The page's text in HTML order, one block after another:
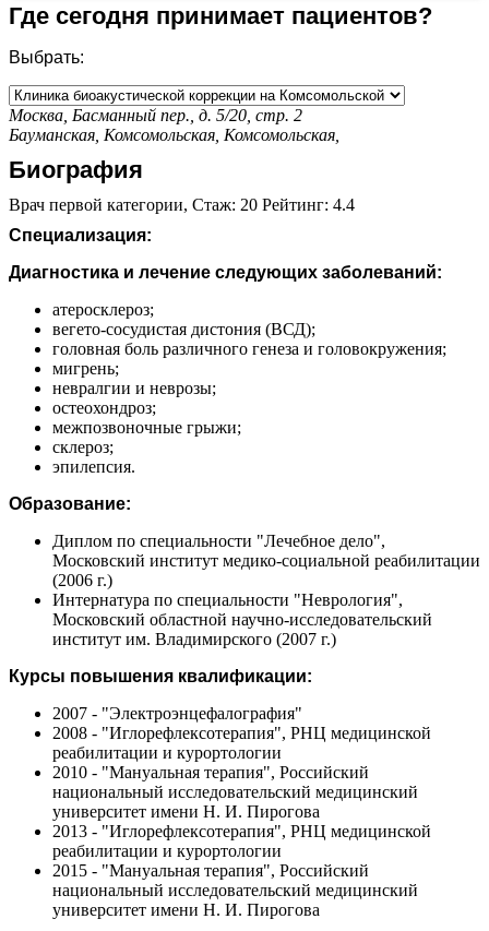
Где сегодня принимает пациентов?
Выбрать:
Москва, Басманный пер., д. 5/20, стр. 2
Бауманская, Комсомольская, Комсомольская,
Биография
Врач первой категории, Стаж: 20 Рейтинг: 4.4
Специализация:
Диагностика и лечение следующих заболеваний:
атеросклероз;
вегето-сосудистая дистония (ВСД);
головная боль различного генеза и головокружения;
мигрень;
невралгии и неврозы;
остеохондроз;
межпозвоночные грыжи;
склероз;
эпилепсия.
Образование:
Диплом по специальности "Лечебное дело",
Московский институт медико-социальной реабилитации
(2006 г.)
Интернатура по специальности "Неврология",
Московский областной научно-исследовательский
институт им. Владимирского (2007 г.)
Курсы повышения квалификации:
2007 - "Электроэнцефалография"
2008 - "Иглорефлексотерапия", РНЦ медицинской
реабилитации и курортологии
2010 - "Мануальная терапия", Российский
национальный исследовательский медицинский
университет имени Н. И. Пирогова
2013 - "Иглорефлексотерапия", РНЦ медицинской
реабилитации и курортологии
2015 - "Мануальная терапия", Российский
национальный исследовательский медицинский
университет имени Н. И. Пирогова